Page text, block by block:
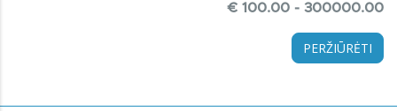
€ 100.00 - 300000.00
PERŽIŪRĖTI